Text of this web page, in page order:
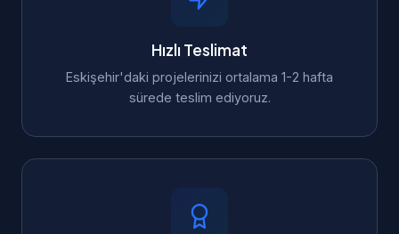
Hızlı Teslimat
Eskişehir'daki projelerinizi ortalama 1-2 hafta
sürede teslim ediyoruz.